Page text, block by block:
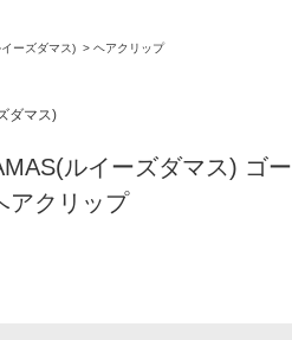
ーズダマス) > ヘアクリップ
ダマス)
ルイーズダマス) ゴー
アクリップ